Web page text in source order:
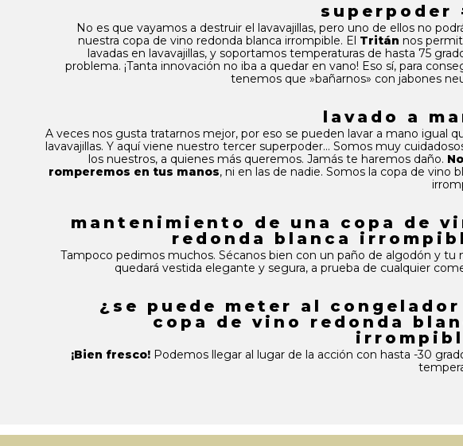
superpoder
No es que vayamos a destruir el lavavajillas, pero uno de ellos no
nuestra copa de vino redonda blanca irrompible. El Tritán nos
lavadas en lavavajillas, y soportamos temperaturas de hasta 75
problema. ¡Tanta innovación no iba a quedar en vano! Eso sí, para
tenemos que »bañarnos» con jabones
lavado a
A veces nos gusta tratarnos mejor, por eso se pueden lavar a mano igual
lavavajillas. Y aquí viene nuestro tercer superpoder… Somos muy
los nuestros, a quienes más queremos. Jamás te haremos daño.
romperemos en tus manos, ni en las de nadie. Somos la copa de vino
mantenimiento de una copa de
redonda blanca
Tampoco pedimos muchos. Sécanos bien con un paño de algodón y tu
quedará vestida elegante y segura, a prueba de cualquier
¿se puede meter al congelador
copa de vino redonda
¡Bien fresco!Podemos llegar al lugar de la acción con hasta -30